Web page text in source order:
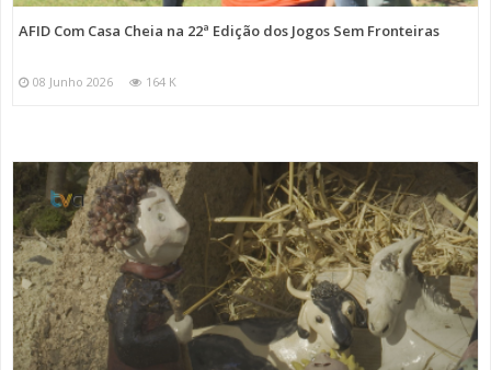
AFID Com Casa Cheia na 22ª Edição dos Jogos Sem Fronteiras
08 Junho 2026 164 K